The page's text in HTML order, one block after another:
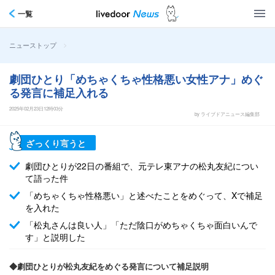
一覧
ニューストップ >
劇団ひとり「めちゃくちゃ性格悪い女性アナ」めぐ
る発言に補足入れる
2025年02月23日12時03分
by ライブドアニュース編集部
ざっくり言うと
劇団ひとりが22日の番組で、元テレ東アナの松丸友紀につい
て語った件
「めちゃくちゃ性格悪い」と述べたことをめぐって、Xで補足
を入れた
「松丸さんは良い人」「ただ陰口がめちゃくちゃ面白いんで
す」と説明した
◆劇団ひとりが松丸友紀をめぐる発言について補足説明